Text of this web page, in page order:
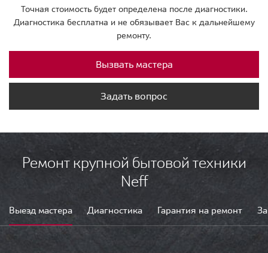
Точная стоимость будет определена после диагностики.
Диагностика бесплатна и не обязывает Вас к дальнейшему
ремонту.
Вызвать мастера
Задать вопрос
Ремонт крупной бытовой техники
Neff
Выезд мастера Диагностика Гарантия на ремонт